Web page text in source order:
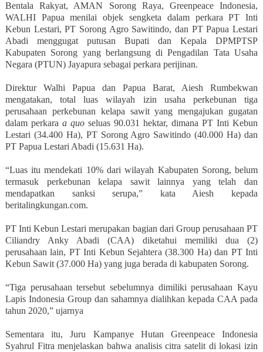
Bentala Rakyat, AMAN Sorong Raya, Greenpeace Indonesia,
WALHI Papua menilai objek sengketa dalam perkara PT Inti
Kebun Lestari, PT Sorong Agro Sawitindo, dan PT Papua Lestari
Abadi menggugat putusan Bupati dan Kepala DPMPTSP
Kabupaten Sorong yang berlangsung di Pengadilan Tata Usaha
Negara (PTUN) Jayapura sebagai perkara perijinan.
Direktur Walhi Papua dan Papua Barat, Aiesh Rumbekwan
mengatakan, total luas wilayah izin usaha perkebunan tiga
perusahaan perkebunan kelapa sawit yang mengajukan gugatan
dalam perkara a quo seluas 90.031 hektar, dimana PT Inti Kebun
Lestari (34.400 Ha), PT Sorong Agro Sawitindo (40.000 Ha) dan
PT Papua Lestari Abadi (15.631 Ha).
“Luas itu mendekati 10% dari wilayah Kabupaten Sorong, belum
termasuk perkebunan kelapa sawit lainnya yang telah dan
mendapatkan sanksi serupa,” kata Aiesh kepada
beritalingkungan.com.
PT Inti Kebun Lestari merupakan bagian dari Group perusahaan PT
Ciliandry Anky Abadi (CAA) diketahui memiliki dua (2)
perusahaan lain, PT Inti Kebun Sejahtera (38.300 Ha) dan PT Inti
Kebun Sawit (37.000 Ha) yang juga berada di kabupaten Sorong.
“Tiga perusahaan tersebut sebelumnya dimiliki perusahaan Kayu
Lapis Indonesia Group dan sahamnya dialihkan kepada CAA pada
tahun 2020,” ujarnya
Sementara itu, Juru Kampanye Hutan Greenpeace Indonesia
Syahrul Fitra menjelaskan bahwa analisis citra satelit di lokasi izin